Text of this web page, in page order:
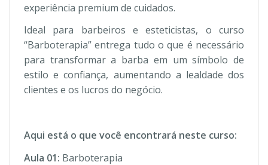
experiência premium de cuidados.
Ideal para barbeiros e esteticistas, o curso
“Barboterapia” entrega tudo o que é necessário
para transformar a barba em um símbolo de
estilo e confiança, aumentando a lealdade dos
clientes e os lucros do negócio.
Aqui está o que você encontrará neste curso:
Aula 01: Barboterapia